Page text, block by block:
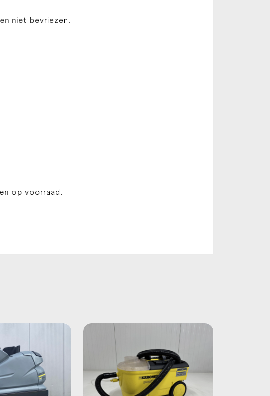
niet bevriezen.
op voorraad.